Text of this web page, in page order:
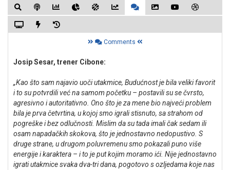
Comments
Josip Sesar, trener Cibone:
„Kao što sam najavio uoči utakmice, Budućnost je bila veliki favorit
i to su potvrdili već na samom početku – postavili su se čvrsto,
agresivno i autoritativno. Ono što je za mene bio najveći problem
bila je prva četvrtina, u kojoj smo igrali stisnuto, sa strahom od
pogreške i bez odlučnosti. Mislim da su tada imali čak sedam ili
osam napadačkih skokova, što je jednostavno nedopustivo. S
druge strane, u drugom poluvremenu smo pokazali puno više
energije i karaktera – i to je put kojim moramo ići. Nije jednostavno
igrati utakmice svaka dva-tri dana, pogotovo s ozljedama koje nas